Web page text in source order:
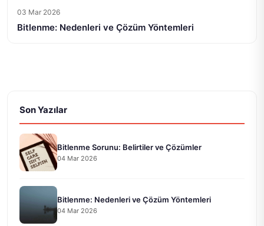
03 Mar 2026
Bitlenme: Nedenleri ve Çözüm Yöntemleri
Son Yazılar
Bitlenme Sorunu: Belirtiler ve Çözümler
04 Mar 2026
Bitlenme: Nedenleri ve Çözüm Yöntemleri
04 Mar 2026